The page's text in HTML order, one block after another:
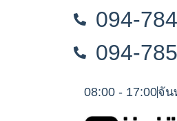
094-
094-
08:00 - 17:00จัน